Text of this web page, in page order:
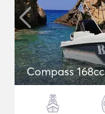
Compass 168cc